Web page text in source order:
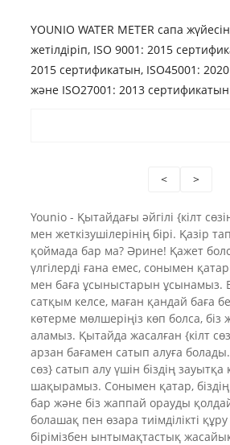
YOUNIO WATER METER сапа
жетілдіріп, ISO 9001: 2015
2015 сертификатын, ISO45001:
және ISO27001: 2013
< >
Younio - Қытайдағы әйгілі {кілт
мен жеткізушілерінің бірі. Қазір
қоймада бар ма? Әрине! Қажет
үлгілерді ғана емес, сонымен
мен баға ұсыныстарын ұсынамыз.
сатқым келсе, маған қандай баға
көтерме мөлшеріңіз көп болса, біз
аламыз. Қытайда жасалған {кілт
арзан бағамен сатып алуға болады.
сөз} сатып алу үшін біздің зауытқа
шақырамыз. Сонымен қатар, біздің
бар және біз жаппай орауды
болашақ пен өзара тиімділікті
бірімізбен ынтымақтастық